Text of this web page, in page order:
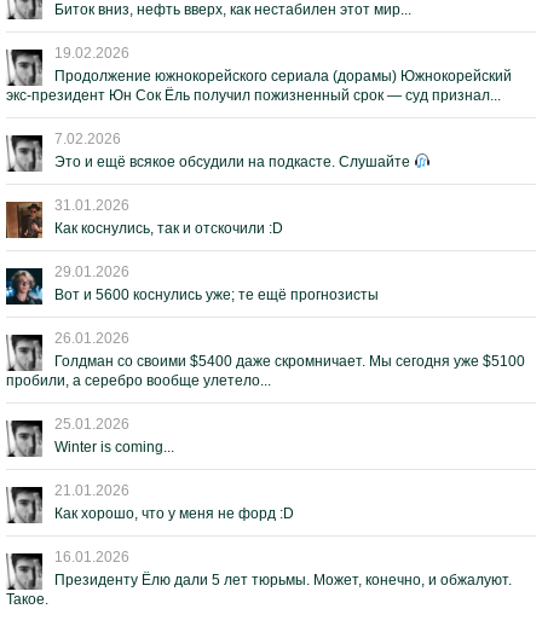
Биток вниз, нефть вверх, как нестабилен этот мир...
19.02.2026
Продолжение южнокорейского сериала (дорамы) Южнокорейский
экс-президент Юн Сок Ёль получил пожизненный срок — суд признал...
7.02.2026
Это и ещё всякое обсудили на подкасте. Слушайте
31.01.2026
Как коснулись, так и отскочили :D
29.01.2026
Вот и 5600 коснулись уже; те ещё прогнозисты
26.01.2026
Голдман со своими $5400 даже скромничает. Мы сегодня уже $5100
пробили, а серебро вообще улетело...
25.01.2026
Winter is coming...
21.01.2026
Как хорошо, что у меня не форд :D
16.01.2026
Президенту Ёлю дали 5 лет тюрьмы. Может, конечно, и обжалуют.
Такое.